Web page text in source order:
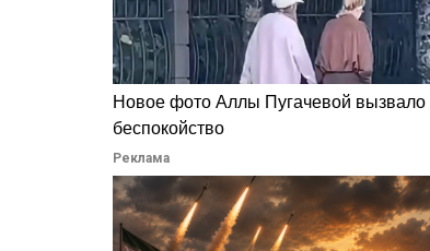
Новое фото Аллы Пугачевой вызвало
беспокойство
Реклама